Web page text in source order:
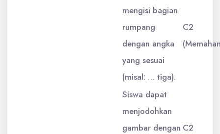
mengisi bagian
rumpang
dengan angka
yang sesuai
(misal: … tiga).
C2
Siswa dapat
menjodohkan
gambar dengan C2